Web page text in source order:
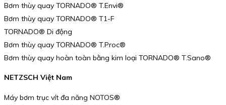
Bơm thùy quay TORNADO® T.Envi®
Bơm thùy quay TORNADO® T1-F
TORNADO® Di động
Bơm thùy quay TORNADO® T.Proc®
Bơm thùy quay hoàn toàn bằng kim loại TORNADO® T.Sano®
NETZSCH Việt Nam
Máy bơm trục vít đa năng NOTOS®